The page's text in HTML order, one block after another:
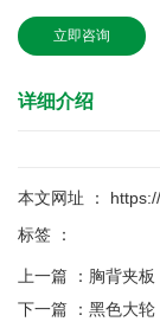
立即咨询
详细介绍
本文网址 ：
标签 ：
上一篇 ： 胸背夹板
下一篇 ： 黑色大轮